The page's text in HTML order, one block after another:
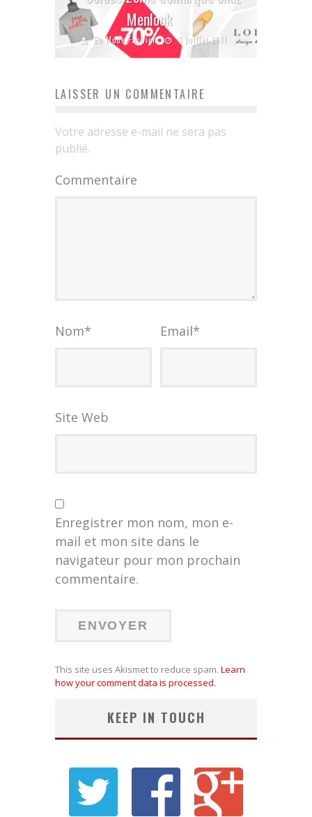
Menlook
En Mode Fashion 3 juillet 2011
LAISSER UN COMMENTAIRE
Votre adresse e-mail ne sera pas
publié.
Commentaire
Nom* Email*
Site Web
Enregistrer mon nom, mon e-
mail et mon site dans le
navigateur pour mon prochain
commentaire.
This site uses Akismet to reduce spam. Learn
how your comment data is processed.
KEEP IN TOUCH